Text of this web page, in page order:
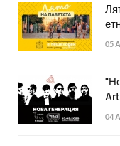
05
04